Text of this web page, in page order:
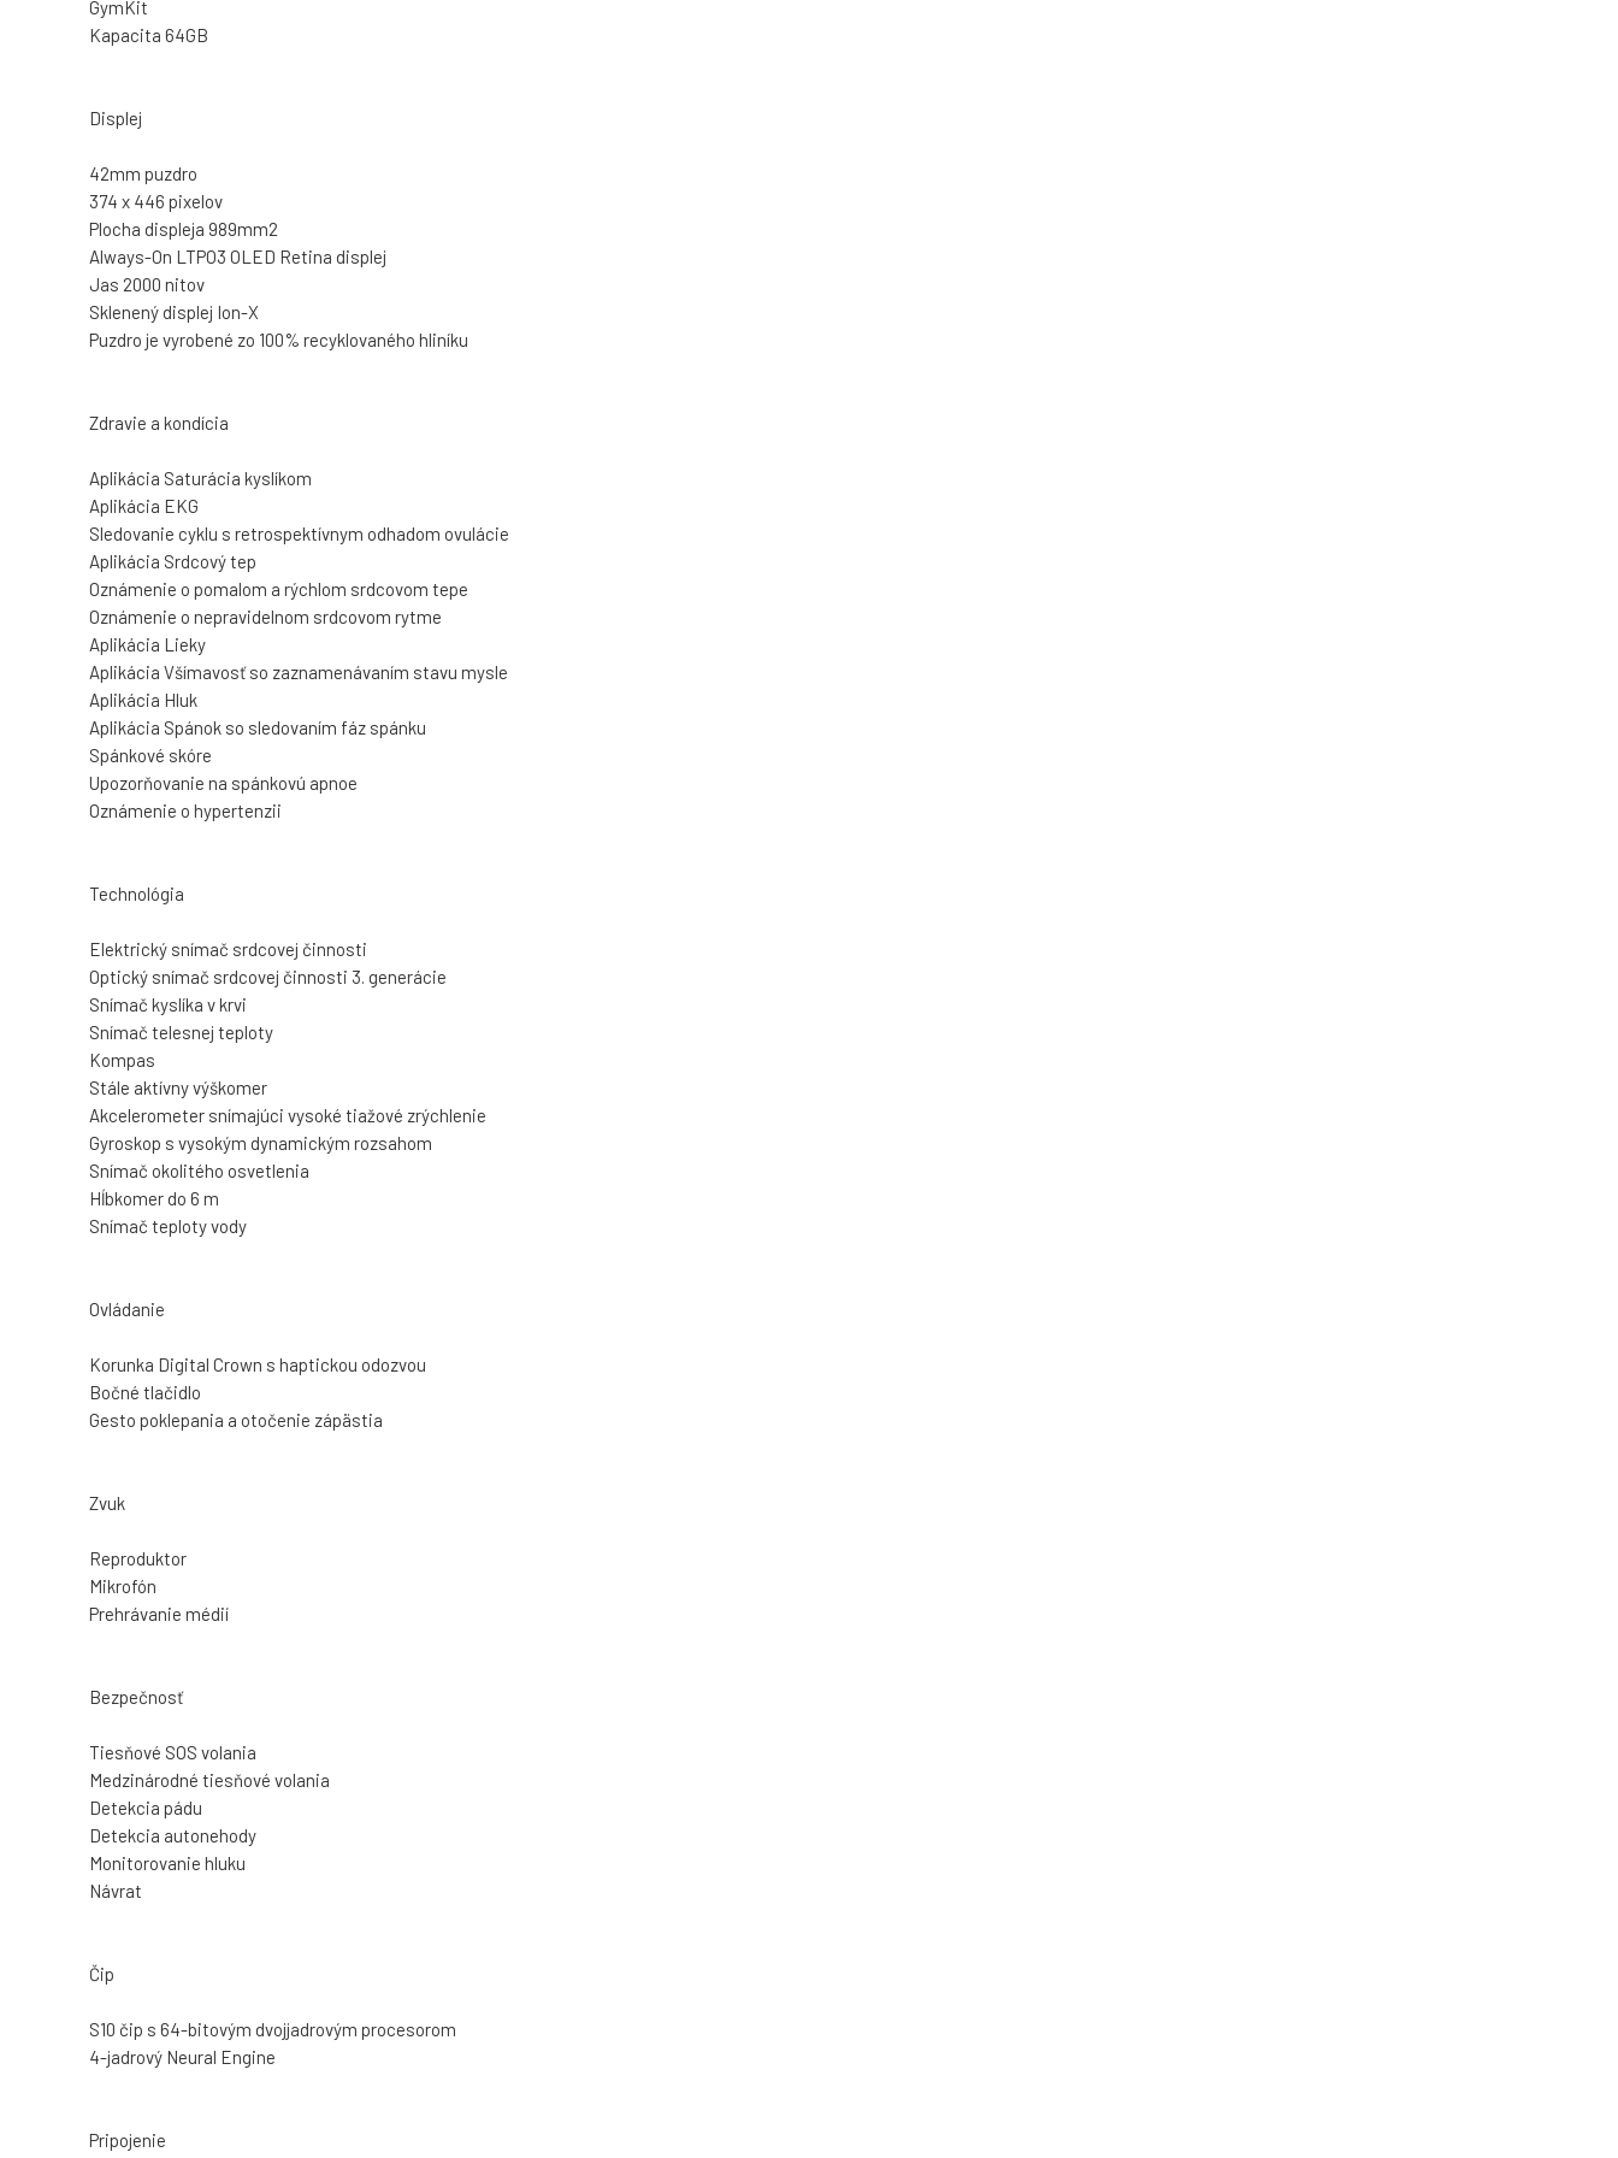
GymKit
Kapacita 64GB
Displej
42mm puzdro
374 x 446 pixelov
Plocha displeja 989mm2
Always-On LTPO3 OLED Retina displej
Jas 2000 nitov
Sklenený displej Ion-X
Puzdro je vyrobené zo 100% recyklovaného hliníku
Zdravie a kondícia
Aplikácia Saturácia kyslíkom
Aplikácia EKG
Sledovanie cyklu s retrospektívnym odhadom ovulácie
Aplikácia Srdcový tep
Oznámenie o pomalom a rýchlom srdcovom tepe
Oznámenie o nepravidelnom srdcovom rytme
Aplikácia Lieky
Aplikácia Všímavosť so zaznamenávaním stavu mysle
Aplikácia Hluk
Aplikácia Spánok so sledovaním fáz spánku
Spánkové skóre
Upozorňovanie na spánkovú apnoe
Oznámenie o hypertenzii
Technológia
Elektrický snímač srdcovej činnosti
Optický snímač srdcovej činnosti 3. generácie
Snímač kyslíka v krvi
Snímač telesnej teploty
Kompas
Stále aktívny výškomer
Akcelerometer snímajúci vysoké tiažové zrýchlenie
Gyroskop s vysokým dynamickým rozsahom
Snímač okolitého osvetlenia
Hĺbkomer do 6 m
Snímač teploty vody
Ovládanie
Korunka Digital Crown s haptickou odozvou
Bočné tlačidlo
Gesto poklepania a otočenie zápästia
Zvuk
Reproduktor
Mikrofón
Prehrávanie médií
Bezpečnosť
Tiesňové SOS volania
Medzinárodné tiesňové volania
Detekcia pádu
Detekcia autonehody
Monitorovanie hluku
Návrat
Čip
S10 čip s 64-bitovým dvojjadrovým procesorom
4-jadrový Neural Engine
Pripojenie